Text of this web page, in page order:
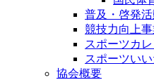
普及・啓発
競技力向上事
スポーツカ
スポーツい
協会概要